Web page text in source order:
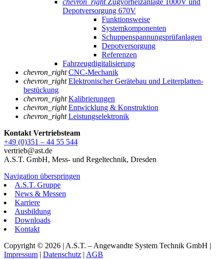
Depotversorgung 670V
Funktionsweise
Systemkomponenten
Schuppenspannungs­prüfanlagen
Depotversorgung
Referenzen
Fahrzeugdigitalisierung
chevron_right CNC-Mechanik
chevron_right Elektronischer Gerätebau und Leiterplatten­
bestückung
chevron_right Kalibrierungen
chevron_right Entwicklung & Konstruktion
chevron_right Leistungselektronik
Kontakt Vertriebsteam
+49 (0)351 – 44 55 544
vertrieb@ast.de
A.S.T. GmbH, Mess- und Regeltechnik, Dresden
Navigation überspringen
A.S.T. Gruppe
News & Messen
Karriere
Ausbildung
Downloads
Kontakt
Copyright © 2026 | A.S.T. – Angewandte System Technik GmbH |
Impressum | Datenschutz | AGB